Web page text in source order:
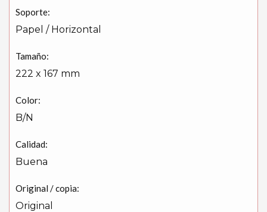
Soporte:
Papel / Horizontal
Tamaño:
222 x 167 mm
Color:
B/N
Calidad:
Buena
Original / copia:
Original